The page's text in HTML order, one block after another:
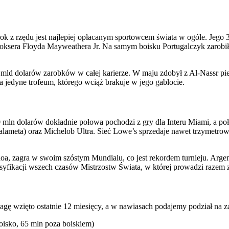
z rzędu jest najlepiej opłacanym sportowcem świata w ogóle.
Floyda Mayweathera Jr. Na samym boisku Portugalczyk
dolarów zarobków w całej karierze. W maju zdobył z Al-Nassr
trofeum, którego wciąż brakuje w jego gablocie.
dolarów dokładnie połowa pochodzi z gry dla Interu Miami, a
oraz Michelob Ultra. Sieć Lowe’s sprzedaje nawet
zagra w swoim szóstym Mundialu, co jest rekordem turnieju.
wszech czasów Mistrzostw Świata, w której prowadzi
wzięto ostatnie 12 miesięcy, a w nawiasach podajemy podział na
65 mln poza boiskiem)